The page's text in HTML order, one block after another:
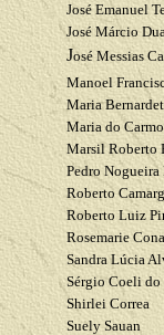
José Emanuel
José Márcio
José Messias
Manoel
Maria
Maria do
Marsil Roberto
Pedro
Roberto
Roberto Luiz
Rosemarie
Sandra Lúcia
SérgioCoelido
Shirlei Correa
Suely Sauan